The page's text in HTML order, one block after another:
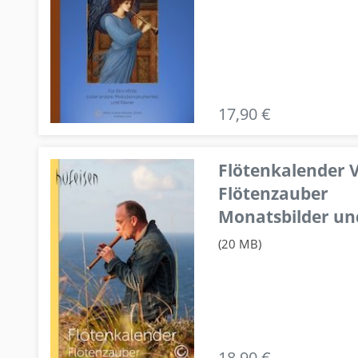
17,90 €
Flötenkalender
Flötenzauber
Monatsbilder
(20 MB)